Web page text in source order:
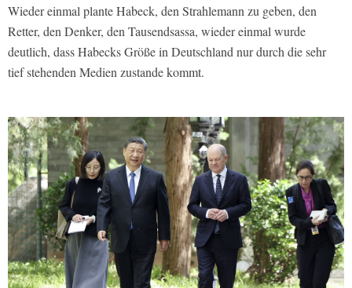
Wieder einmal plante Habeck, den Strahlemann zu geben, den
Retter, den Denker, den Tausendsassa, wieder einmal wurde
deutlich, dass Habecks Größe in Deutschland nur durch die sehr
tief stehenden Medien zustande kommt.